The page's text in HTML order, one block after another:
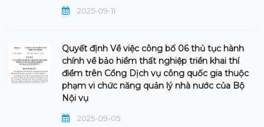
2025-09-11
Quyết định Về việc công bố 06 thủ tục hành
chính về bảo hiểm thất nghiệp triển khai thí
điểm trên Cổng Dịch vụ công quốc gia thuộc
phạm vi chức năng quản lý nhà nước của Bộ
Nội vụ
2025-09-05